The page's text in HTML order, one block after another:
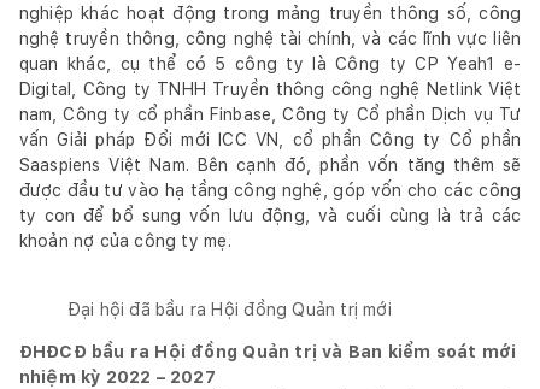
nghiệp khác hoạt động trong mảng truyền thông số, công
nghệ truyền thông, công nghệ tài chính, và các lĩnh vực liên
quan khác, cụ thể có 5 công ty là Công ty CP Yeah1 e-
Digital, Công ty TNHH Truyền thông công nghệ Netlink Việt
nam, Công ty cổ phần Finbase, Công ty Cổ phần Dịch vụ Tư
vấn Giải pháp Đổi mới ICC VN, cổ phần Công ty Cổ phần
Saaspiens Việt Nam. Bên cạnh đó, phần vốn tăng thêm sẽ
được đầu tư vào hạ tầng công nghệ, góp vốn cho các công
ty con để bổ sung vốn lưu động, và cuối cùng là trả các
khoản nợ của công ty mẹ.
Đại hội đã bầu ra Hội đồng Quản trị mới
ĐHĐCĐ bầu ra Hội đồng Quản trị và Ban kiểm soát mới
nhiệm kỳ 2022 – 2027